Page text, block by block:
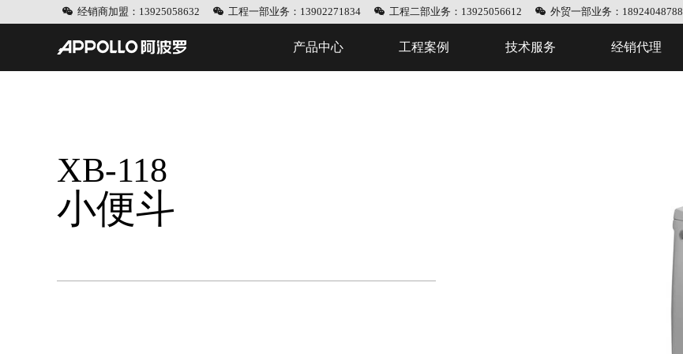
经销商加盟：13925058632 工程一部业务：13902271834 工程二部业务：13925056612 外贸一部业务：18924048788
产品中心 工程案例 技术服务 经销代理
XB-118
小便斗